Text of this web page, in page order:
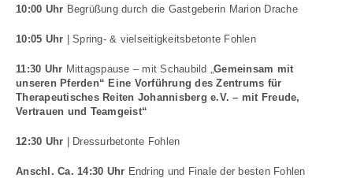
10:00 Uhr Begrüßung durch die Gastgeberin Marion Drache
10:05 Uhr | Spring- & vielseitigkeitsbetonte Fohlen
11:30 Uhr Mittagspause – mit Schaubild „Gemeinsam mit
unseren Pferden“ Eine Vorführung des Zentrums für
Therapeutisches Reiten Johannisberg e.V. – mit Freude,
Vertrauen und Teamgeist“
12:30 Uhr | Dressurbetonte Fohlen
Anschl. Ca. 14:30 Uhr Endring und Finale der besten Fohlen